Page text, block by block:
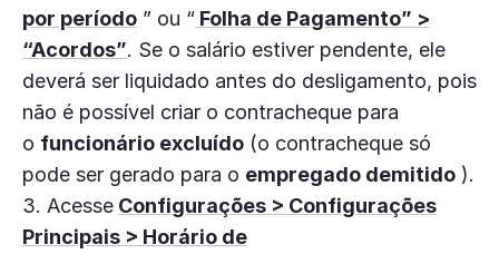
por período ” ou “ Folha de Pagamento” >
“Acordos”. Se o salário estiver pendente, ele
deverá ser liquidado antes do desligamento, pois
não é possível criar o contracheque para
o funcionário excluído (o contracheque só
pode ser gerado para o empregado demitido ).
3. Acesse Configurações > Configurações
Principais > Horário de